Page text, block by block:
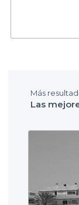
Más
Las